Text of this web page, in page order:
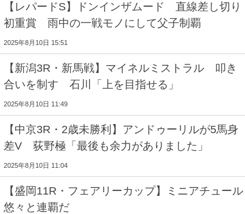
【レパードS】ドンインザムード 直線差し切り
初重賞 雨中の一戦モノにして父子制覇
2025年8月10日 15:51
【新潟3R・新馬戦】マイネルミストラル 叩き
合いを制す 石川「上を目指せる」
2025年8月10日 11:49
【中京3R・2歳未勝利】アンドゥーリルが5馬身
差V 荻野極「最後も余力がありました」
2025年8月10日 11:04
【盛岡11R・フェアリーカップ】ミニアチュール
悠々と連覇だ